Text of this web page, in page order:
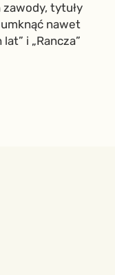
tytuły
nawet
i „Rancza”